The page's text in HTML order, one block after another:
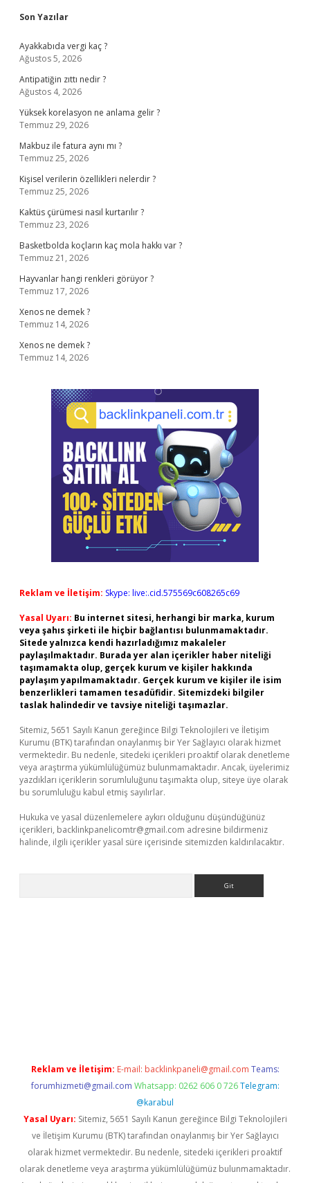
Sidebar
Son Yazılar
Ayakkabıda vergi kaç ?
Ağustos 5, 2026
Antipatiğin zıttı nedir ?
Ağustos 4, 2026
Yüksek korelasyon ne anlama gelir ?
Temmuz 29, 2026
Makbuz ile fatura aynı mı ?
Temmuz 25, 2026
Kişisel verilerin özellikleri nelerdir ?
Temmuz 25, 2026
Kaktüs çürümesi nasıl kurtarılır ?
Temmuz 23, 2026
Basketbolda koçların kaç mola hakkı var ?
Temmuz 21, 2026
Hayvanlar hangi renkleri görüyor ?
Temmuz 17, 2026
Xenos ne demek ?
Temmuz 14, 2026
Xenos ne demek ?
Temmuz 14, 2026
Reklam ve İletişim: Skype: live:.cid.575569c608265c69
Yasal Uyarı: Bu internet sitesi, herhangi bir marka, kurum
veya şahıs şirketi ile hiçbir bağlantısı bulunmamaktadır.
Sitede yalnızca kendi hazırladığımız makaleler
paylaşılmaktadır. Burada yer alan içerikler haber niteliği
taşımamakta olup, gerçek kurum ve kişiler hakkında
paylaşım yapılmamaktadır. Gerçek kurum ve kişiler ile isim
benzerlikleri tamamen tesadüfidir. Sitemizdeki bilgiler
taslak halindedir ve tavsiye niteliği taşımazlar.
Sitemiz, 5651 Sayılı Kanun gereğince Bilgi Teknolojileri ve İletişim
Kurumu (BTK) tarafından onaylanmış bir Yer Sağlayıcı olarak hizmet
vermektedir. Bu nedenle, sitedeki içerikleri proaktif olarak denetleme
veya araştırma yükümlülüğümüz bulunmamaktadır. Ancak, üyelerimiz
yazdıkları içeriklerin sorumluluğunu taşımakta olup, siteye üye olarak
bu sorumluluğu kabul etmiş sayılırlar.
Hukuka ve yasal düzenlemelere aykırı olduğunu düşündüğünüz
içerikleri, backlinkpanelicomtr@gmail.com adresine bildirmeniz
halinde, ilgili içerikler yasal süre içerisinde sitemizden kaldırılacaktır.
Reklam ve İletişim: E-mail: backlinkpaneli@gmail.com Teams:
forumhizmeti@gmail.com Whatsapp: 0262 606 0 726 Telegram:
@karabul
Yasal Uyarı: Sitemiz, 5651 Sayılı Kanun gereğince Bilgi Teknolojileri
ve İletişim Kurumu (BTK) tarafından onaylanmış bir Yer Sağlayıcı
olarak hizmet vermektedir. Bu nedenle, sitedeki içerikleri proaktif
olarak denetleme veya araştırma yükümlülüğümüz bulunmamaktadır.